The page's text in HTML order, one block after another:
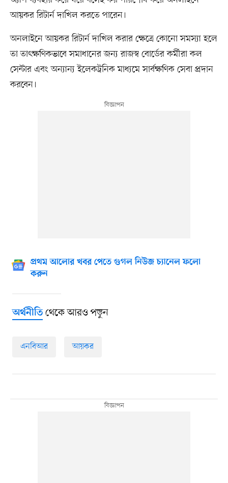
আয়কর রিটার্ন দাখিল করতে পারেন।
অনলাইনে আয়কর রিটার্ন দাখিল করার ক্ষেত্রে কোনো সমস্যা হলে
তা তাৎক্ষণিকভাবে সমাধানের জন্য রাজস্ব বোর্ডের কর্মীরা কল
সেন্টার এবং অন্যান্য ইলেকট্রনিক মাধ্যমে সার্বক্ষণিক সেবা প্রদান
করবেন।
প্রথম আলোর খবর পেতে গুগল নিউজ চ্যানেল ফলো
করুন
অর্থনীতিথেকে আরও পড়ুন
এনবিআর আয়কর